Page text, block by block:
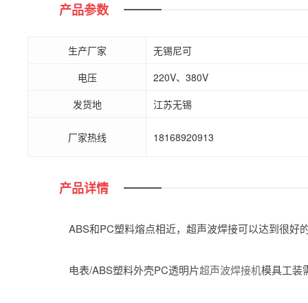
产品参数
生产厂家
无锡尼可
电压
220V、380V
发货地
江苏无锡
厂家热线 18168920913
产品详情
ABS和PC塑料熔点相近，超声波焊接可以达到很好
电表/ABS塑料外壳PC透明片超声波焊接机模具工装